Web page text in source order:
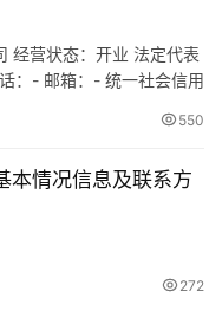
经营状态：开业 法定代表
：- 邮箱：- 统一社会信用
网址：- 经营范围：一般
550
本情况信息及联系方
272